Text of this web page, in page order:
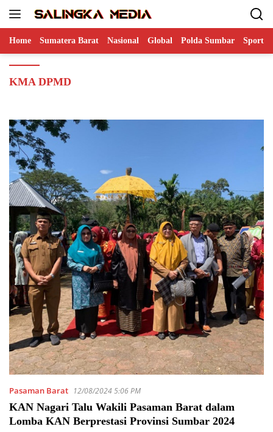
Home Sumatera Barat Nasional Global Polda Sumbar Sports
KMA DPMD
Pasaman Barat 12/08/2024 5:06 PM
KAN Nagari Talu Wakili Pasaman Barat dalam
Lomba KAN Berprestasi Provinsi Sumbar 2024